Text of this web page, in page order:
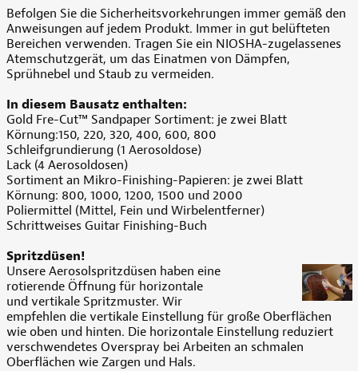
Befolgen Sie die Sicherheitsvorkehrungen immer gemäß den
Anweisungen auf jedem Produkt. Immer in gut belüfteten
Bereichen verwenden. Tragen Sie ein NIOSHA-zugelassenes
Atemschutzgerät, um das Einatmen von Dämpfen,
Sprühnebel und Staub zu vermeiden.
In diesem Bausatz enthalten:
Gold Fre-Cut™ Sandpaper Sortiment: je zwei Blatt
Körnung:150, 220, 320, 400, 600, 800
Schleifgrundierung (1 Aerosoldose)
Lack (4 Aerosoldosen)
Sortiment an Mikro-Finishing-Papieren: je zwei Blatt
Körnung: 800, 1000, 1200, 1500 und 2000
Poliermittel (Mittel, Fein und Wirbelentferner)
Schrittweises Guitar Finishing-Buch
Spritzdüsen!
Unsere Aerosolspritzdüsen haben eine
rotierende Öffnung für horizontale
und vertikale Spritzmuster. Wir
empfehlen die vertikale Einstellung für große Oberflächen
wie oben und hinten. Die horizontale Einstellung reduziert
verschwendetes Overspray bei Arbeiten an schmalen
Oberflächen wie Zargen und Hals.